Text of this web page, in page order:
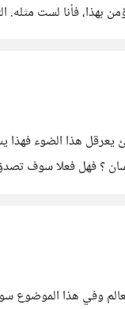
فأنا لست مثله.
هذا الضوء فهذا
؟ فهل فعلا سوف
وفي هذا